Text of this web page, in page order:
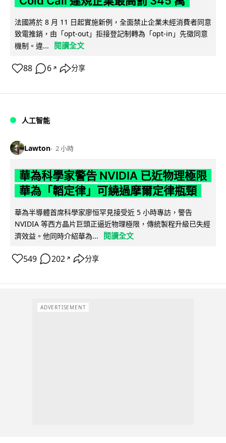
法國將於 8 月 11 日起實施新例，全面禁止企業未經消費者同意
致電推銷，由「opt-out」拒接登記制轉為「opt-in」先徵同意
機制。違...
閱讀全文
88 6 ↗ 分享
人工智能
Lawton 2 小時
華為科學家警告 NVIDIA 已近物理極限
華為「韜定律」可繞過摩爾定律瓶頸
華為半導體首席科學家廖恒罕見接受近 5 小時專訪，警告
NVIDIA 等西方晶片巨頭正逼近物理極限，傳統製程升級已失經
濟效益。他同時介紹華為...
閱讀全文
549 202 ↗ 分享
ADVERTISEMENT